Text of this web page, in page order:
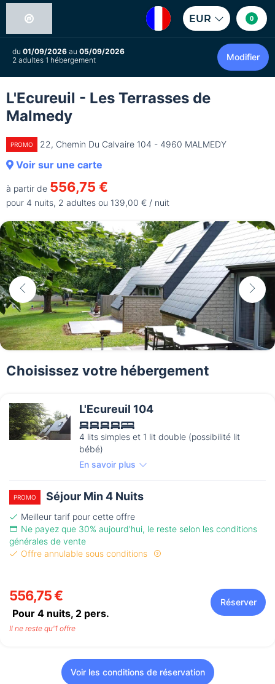
EUR 0
du 01/09/2026 au 05/09/2026
2 adultes 1 hébergement
Modifier
L'Ecureuil - Les Terrasses de
Malmedy
PROMO 22, Chemin Du Calvaire 104 - 4960 MALMEDY
Voir sur une carte
à partir de 556,75 €
pour 4 nuits, 2 adultes ou 139,00 € / nuit
Choisissez votre hébergement
L'Ecureuil 104
4 lits simples et 1 lit double (possibilité lit
bébé)
En savoir plus
PROMO Séjour Min 4 Nuits
Meilleur tarif pour cette offre
Ne payez que 30% aujourd'hui, le reste selon les conditions
générales de vente
Offre annulable sous conditions
556,75 €
Pour 4 nuits, 2 pers.
Réserver
Il ne reste qu'1 offre
Voir les conditions de réservation